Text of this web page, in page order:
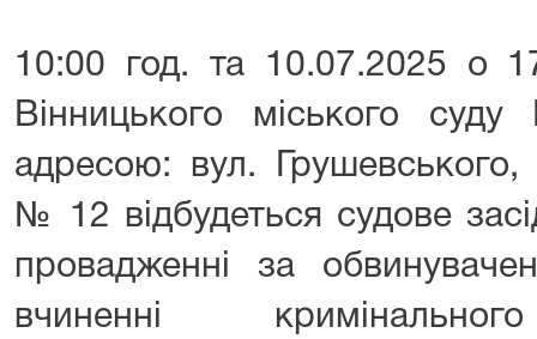
10:00 год. та 10.07.2025 о
Вінницького міського суду
адресою: вул.
№ 12 відбудеться судове
провадженні за
вчиненні